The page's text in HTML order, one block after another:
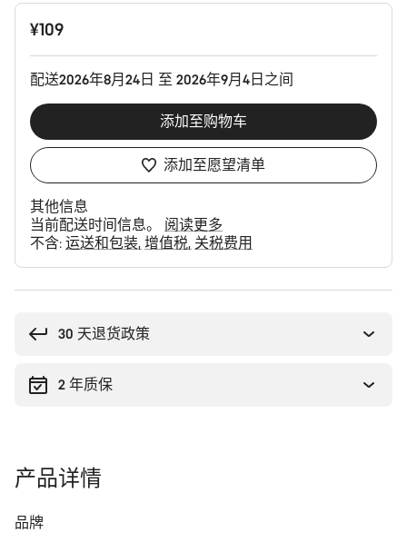
产
¥109
配送2026年8月24日 至 2026年9月4日之间
添加至购物车
添加至愿望清单
其他信息
当前配送时间信息。 阅读更多
不含: 运送和包装 增值税 关税费用
30 天退货政策
2 年质保
产品详情
品牌